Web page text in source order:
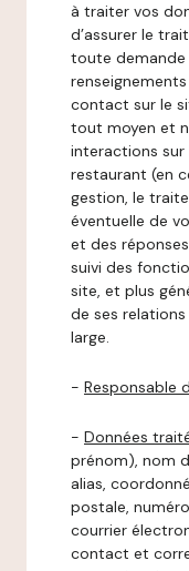
à traiter vos
d’assurer le
toute demande
contact sur le
tout moyen et
interactions sur
restaurant (en
gestion, le
éventuelle de
et des
suivi des
site, et plus
de ses
large.
- Responsable
- Données
prénom), nom
alias,
postale,
courrier
contact et